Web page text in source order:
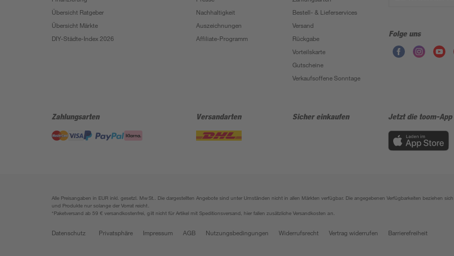
Übersicht Ratgeber
Übersicht Märkte
DIY-Städte-Index 2026
Nachhaltigkeit
Auszeichnungen
Affiliate-Programm
Bestell- & Lieferservices
Versand
Rückgabe
Vorteilskarte
Gutscheine
Verkaufsoffene Sonntage
Folge uns
Zahlungsarten Versandarten Sicher einkaufen Jetzt die toom-
Alle Preisangaben in EUR inkl. gesetzl. MwSt.. Die dargestellten Angebote sind unter Umständen nicht in allen Märkten verfügbar. Die angegebenen Verfügbarkeiten beziehen
und Produkte nur solange der Vorrat reicht.
*Paketversand ab 59 € versandkostenfrei, gilt nicht für Artikel mit Speditionsversand, hier fallen zusätzliche Versandkosten an.
Datenschutz Privatsphäre Impressum AGB Nutzungsbedingungen Widerrufsrecht Vertrag widerrufen Barrierefreiheit